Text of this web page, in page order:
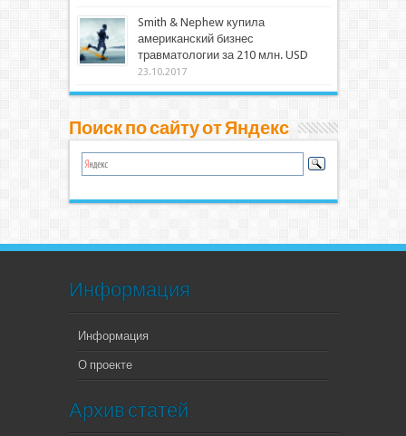
Smith & Nephew купила
американский бизнес
травматологии за 210 млн. USD
23.10.2017
Поиск по сайту от Яндекс
Информация
Информация
О проекте
Архив статей